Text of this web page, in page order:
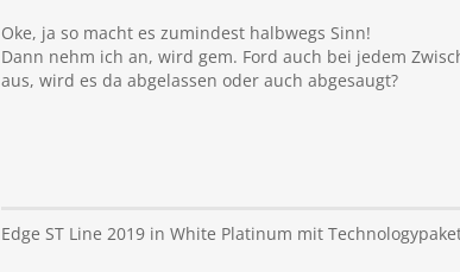
Oke, ja so macht es zumindest halbwegs Sinn!
Dann nehm ich an, wird gem. Ford auch bei jedem
aus, wird es da abgelassen oder auch abgesaugt?
Edge ST Line 2019 in White Platinum mit